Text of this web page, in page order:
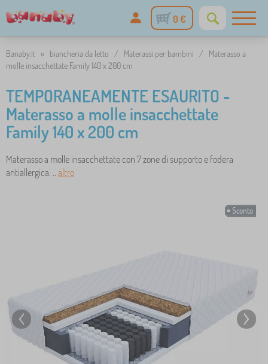
0 €
Banaby.it » biancheria da letto / Materassi per bambini /
Materasso a
molle insacchettate Family 140 x 200 cm
TEMPORANEAMENTE ESAURITO -
Materasso a molle insacchettate
Family 140 x 200 cm
Materasso a molle insacchettate con 7 zone di supporto e fodera
antiallergica. .. altro
Sconto